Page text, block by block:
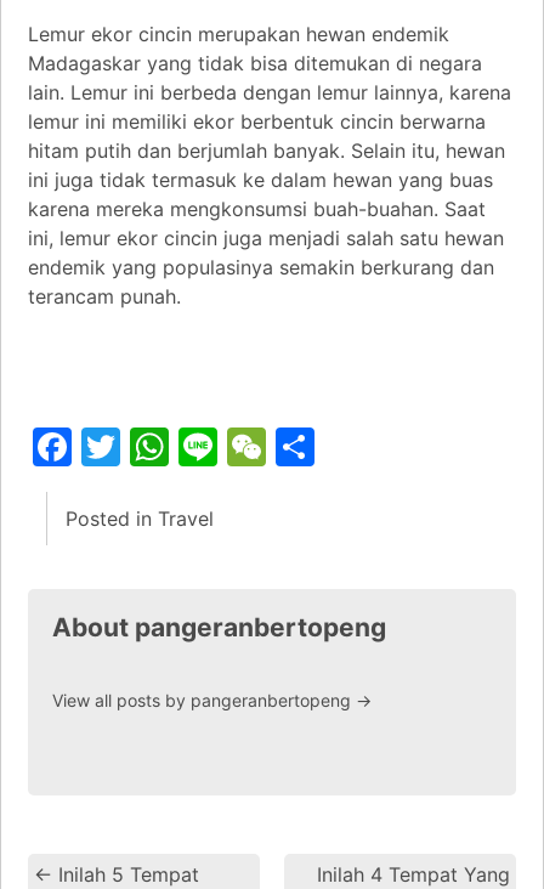
Lemur ekor cincin merupakan hewan endemik
Madagaskar yang tidak bisa ditemukan di negara
lain. Lemur ini berbeda dengan lemur lainnya, karena
lemur ini memiliki ekor berbentuk cincin berwarna
hitam putih dan berjumlah banyak. Selain itu, hewan
ini juga tidak termasuk ke dalam hewan yang buas
karena mereka mengkonsumsi buah-buahan. Saat
ini, lemur ekor cincin juga menjadi salah satu hewan
endemik yang populasinya semakin berkurang dan
terancam punah.
Facebook
Twitter
WhatsApp
LineWeChat
Posted in Travel
About pangeranbertopeng
View all posts by pangeranbertopeng →
← Inilah 5 Tempat
Inilah 4 Tempat Yang